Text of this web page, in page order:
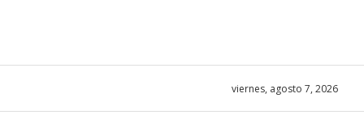
viernes, agosto 7, 2026